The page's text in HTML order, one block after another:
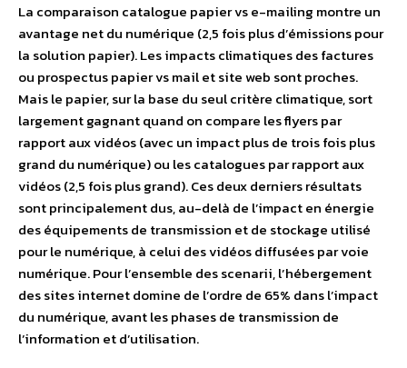
La comparaison catalogue papier vs e-mailing montre un
avantage net du numérique (2,5 fois plus d’émissions pour
la solution papier). Les impacts climatiques des factures
ou prospectus papier vs mail et site web sont proches.
Mais le papier, sur la base du seul critère climatique, sort
largement gagnant quand on compare les flyers par
rapport aux vidéos (avec un impact plus de trois fois plus
grand du numérique) ou les catalogues par rapport aux
vidéos (2,5 fois plus grand). Ces deux derniers résultats
sont principalement dus, au-delà de l’impact en énergie
des équipements de transmission et de stockage utilisé
pour le numérique, à celui des vidéos diffusées par voie
numérique. Pour l’ensemble des scenarii, l’hébergement
des sites internet domine de l’ordre de 65% dans l’impact
du numérique, avant les phases de transmission de
l’information et d’utilisation.